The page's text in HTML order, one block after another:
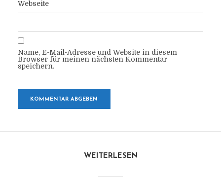
Webseite
Name, E-Mail-Adresse und Website in diesem
Browser für meinen nächsten Kommentar
speichern.
WEITERLESEN